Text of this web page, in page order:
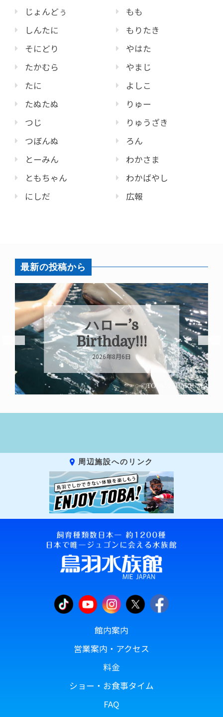
じょんどぅ
しんたに
そにどり
たかむら
たに
たぬたぬ
つじ
つぼんぬ
とーみん
ともちゃん
にしだ
もも
もりたき
やはた
やまじ
よしこ
りゅー
りゅうざき
ろん
わかさま
わかばやし
広報
最新の投稿から
ハロー’s
Birthday!!!
2026年8月6日
周辺施設へのリンク
館内案内
営業案内・アクセス
料金
ショー・お食事タイム
FAQ